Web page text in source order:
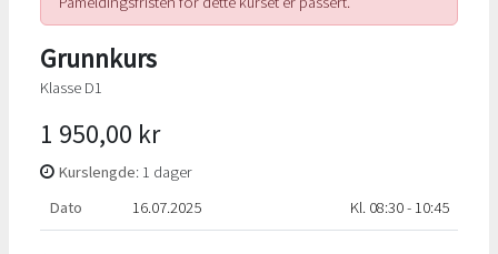
Grunnkurs
Klasse D1
1 950,00 kr
Kurslengde: 1 dager
Dato
16.07.2025 Kl. 08:30 - 10:45